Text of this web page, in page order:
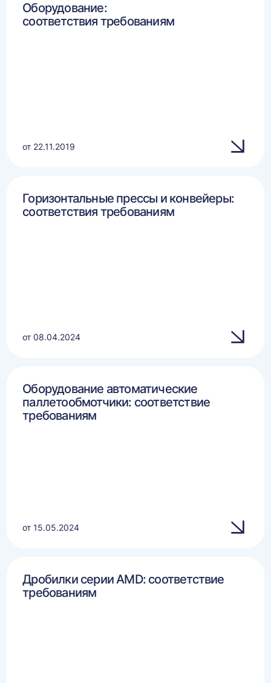
Оборудование:
соответствия требованиям
от 22.11.2019
Горизонтальные прессы и конвейеры:
соответствия требованиям
от 08.04.2024
Оборудование автоматические
паллетообмотчики: соответствие
требованиям
от 15.05.2024
Дробилки серии AMD: соответствие
требованиям